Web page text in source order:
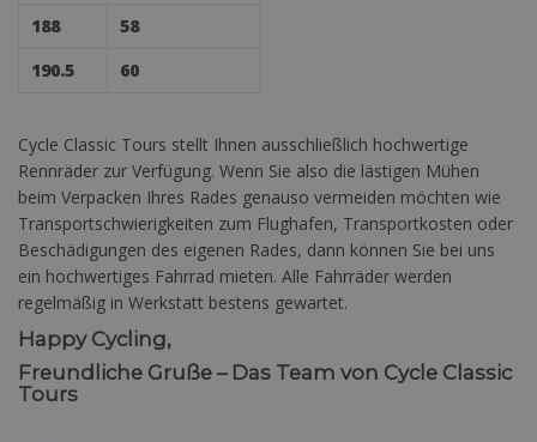
188
58
190.5
60
Cycle Classic Tours stellt Ihnen ausschließlich hochwertige
Rennräder zur Verfügung. Wenn Sie also die lästigen Mühen
beim Verpacken Ihres Rades genauso vermeiden möchten wie
Transportschwierigkeiten zum Flughafen, Transportkosten oder
Beschädigungen des eigenen Rades, dann können Sie bei uns
ein hochwertiges Fahrrad mieten. Alle Fahrräder werden
regelmäßig in Werkstatt bestens gewartet.
Happy Cycling,
Freundliche Gruße – Das Team von Cycle Classic
Tours